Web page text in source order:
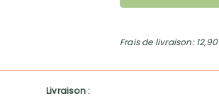
Frais de livraison:
Livraison :